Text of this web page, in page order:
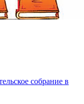
собрание в